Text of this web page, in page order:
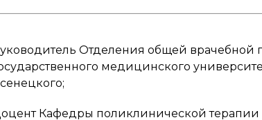
Отделения общей врачебной
медицинского
Кафедры поликлинической